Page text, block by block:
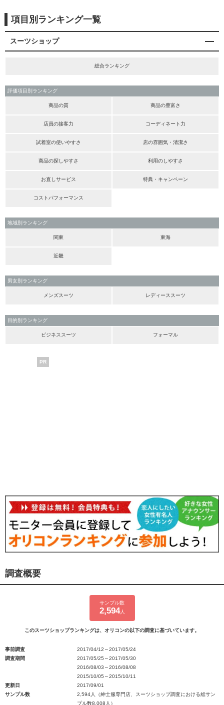
項目別ランキング一覧
スーツショップ
総合ランキング
評価項目別ランキング
商品の質 商品の豊富さ
店員の接客力 コーディネート力
試着室の使いやすさ 店の雰囲気・清潔さ
商品の探しやすさ 利用のしやすさ
お直しサービス 特典・キャンペーン
コストパフォーマンス
地域別ランキング
関東 東海
近畿
男女別ランキング
メンズスーツ レディーススーツ
目的別ランキング
ビジネススーツ フォーマル
PR
調査概要
サンプル数
2,594人
このスーツショップランキングは、オリコンの以下の調査に基づいています。
事前調査
2017/04/12～2017/05/24
調査期間
2017/05/25～2017/05/30
2016/08/03～2016/08/08
2015/10/05～2015/10/11
更新日
2017/09/01
サンプル数
2,594人（紳士服専門店、スーツショップ調査における総サン
プル数8,008人）